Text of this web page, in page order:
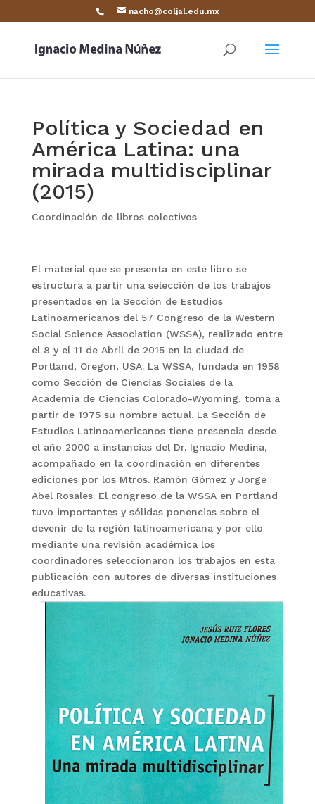
nacho@coljal.edu.mx
Política y Sociedad en
América Latina: una
mirada multidisciplinar
(2015)
Coordinación de libros colectivos
El material que se presenta en este libro se
estructura a partir una selección de los trabajos
presentados en la Sección de Estudios
Latinoamericanos del 57 Congreso de la Western
Social Science Association (WSSA), realizado entre
el 8 y el 11 de Abril de 2015 en la ciudad de
Portland, Oregon, USA. La WSSA, fundada en 1958
como Sección de Ciencias Sociales de la
Academia de Ciencias Colorado-Wyoming, toma a
partir de 1975 su nombre actual. La Sección de
Estudios Latinoamericanos tiene presencia desde
el año 2000 a instancias del Dr. Ignacio Medina,
acompañado en la coordinación en diferentes
ediciones por los Mtros. Ramón Gómez y Jorge
Abel Rosales. El congreso de la WSSA en Portland
tuvo importantes y sólidas ponencias sobre el
devenir de la región latinoamericana y por ello
mediante una revisión académica los
coordinadores seleccionaron los trabajos en esta
publicación con autores de diversas instituciones
educativas.